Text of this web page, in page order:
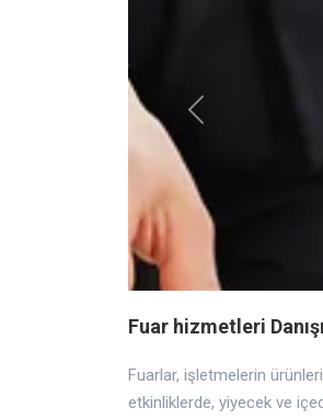
Previous
Fuar hizmetleri
Fuarlar, işletmelerin
etkinliklerde, yiyecek ve